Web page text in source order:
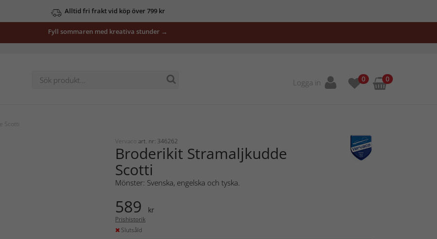
Alltid fri frakt vid köp över 799 kr
Fyll sommaren med kreativa stunder →
Logga in 0 0
Scotti
Vervaco art. nr: 346262
Broderikit Stramaljkudde
Scotti
Mönster: Svenska, engelska och tyska.
589 kr
Prishistorik
Slutsåld